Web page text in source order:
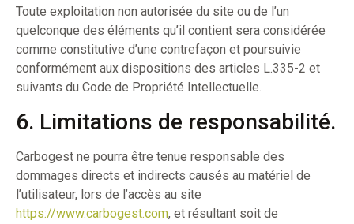
Toute exploitation non autorisée du site ou de l’un
quelconque des éléments qu’il contient sera considérée
comme constitutive d’une contrefaçon et poursuivie
conformément aux dispositions des articles L.335-2 et
suivants du Code de Propriété Intellectuelle.
6. Limitations de responsabilité.
Carbogest ne pourra être tenue responsable des
dommages directs et indirects causés au matériel de
l’utilisateur, lors de l’accès au site
https://www.carbogest.com, et résultant soit de